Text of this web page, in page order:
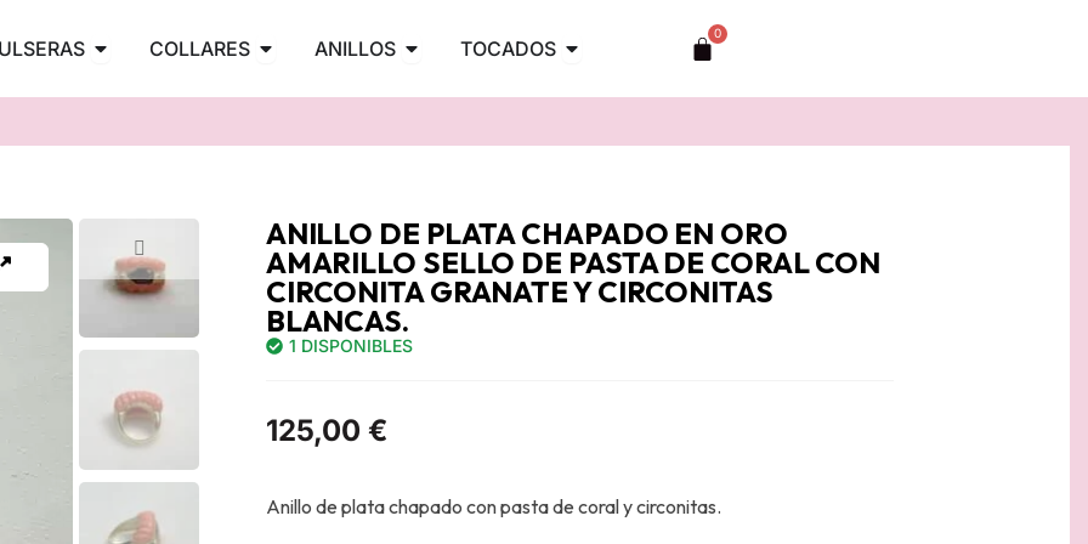
Abrir PULSERAS
COLLARES Abrir COLLARES
ANILLOS Abrir ANILLOS
TOCADOS Abrir TOCADOS 0
Carrito
ANILLO DE PLATA CHAPADO EN ORO
AMARILLO SELLO DE PASTA DE CORAL CON
CIRCONITA GRANATE Y CIRCONITAS
BLANCAS.
1 DISPONIBLES
125,00 €
Anillo de plata chapado con pasta de coral y circonitas.